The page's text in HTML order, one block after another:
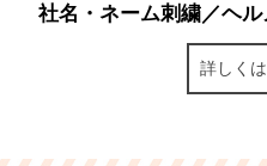
社名・ネーム刺繍／ヘ
詳しく